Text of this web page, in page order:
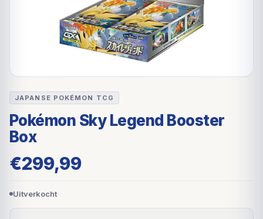
JAPANSE POKÉMON TCG
Pokémon Sky Legend Booster
Box
€299,99
Uitverkocht